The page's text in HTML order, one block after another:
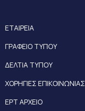
ΕΤΑΙΡΕΙΑ
ΓΡΑΦΕΙΟ ΤΥΠΟΥ
ΔΕΛΤΙΑ ΤΥΠΟΥ
ΧΟΡΗΓΙΕΣ ΕΠΙΚΟΙΝΩΝΙΑΣ
ΕΡΤ ΑΡΧΕΙΟ